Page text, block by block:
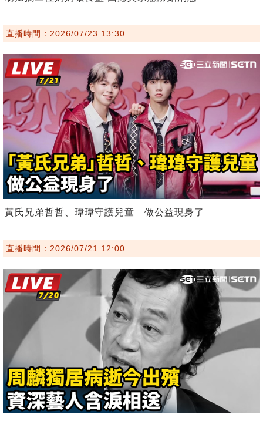
直播時間：2026/07/23 13:30
黃氏兄弟哲哲、瑋瑋守護兒童 做公益現身了
直播時間：2026/07/21 12:00